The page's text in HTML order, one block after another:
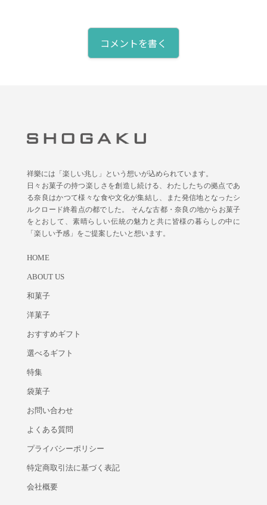
コメントを書く
祥樂には「楽しい兆し」という想いが込められています。
日々お菓子の持つ楽しさを創造し続ける、わたしたちの拠点であ
る奈良はかつて様々な食や文化が集結し、また発信地となったシ
ルクロード終着点の都でした。 そんな古都・奈良の地からお菓子
をとおして、素晴らしい伝統の魅力と共に皆様の暮らしの中に
「楽しい予感」をご提案したいと想います。
HOME
ABOUT US
和菓子
洋菓子
おすすめギフト
選べるギフト
特集
袋菓子
お問い合わせ
よくある質問
プライバシーポリシー
特定商取引法に基づく表記
会社概要